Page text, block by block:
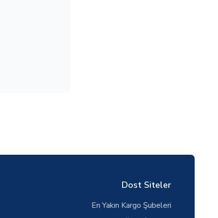
Dost Siteler
En Yakın Kargo Şubeleri